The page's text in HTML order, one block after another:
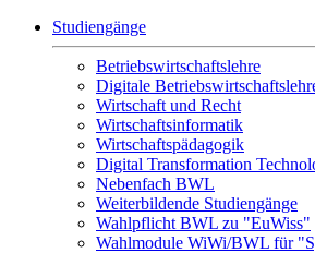
Studiengänge
Betriebswirtschaftslehre
Digitale
Wirtschaft und Recht
Wirtschaftsinformatik
Wirtschaftspädagogik
Digital Transformation
Nebenfach BWL
Weiterbildende Studiengänge
Wahlpflicht BWL zu "EuWiss"
Wahlmodule WiWi/BWL für